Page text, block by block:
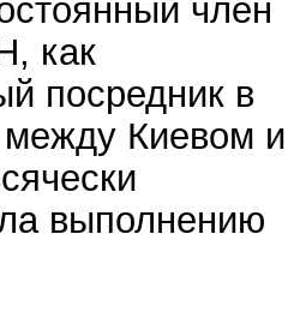
член
как
посредник в
между Киевом и
выполнению